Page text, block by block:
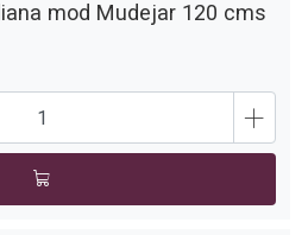
mod Mudejar 120 cms
+